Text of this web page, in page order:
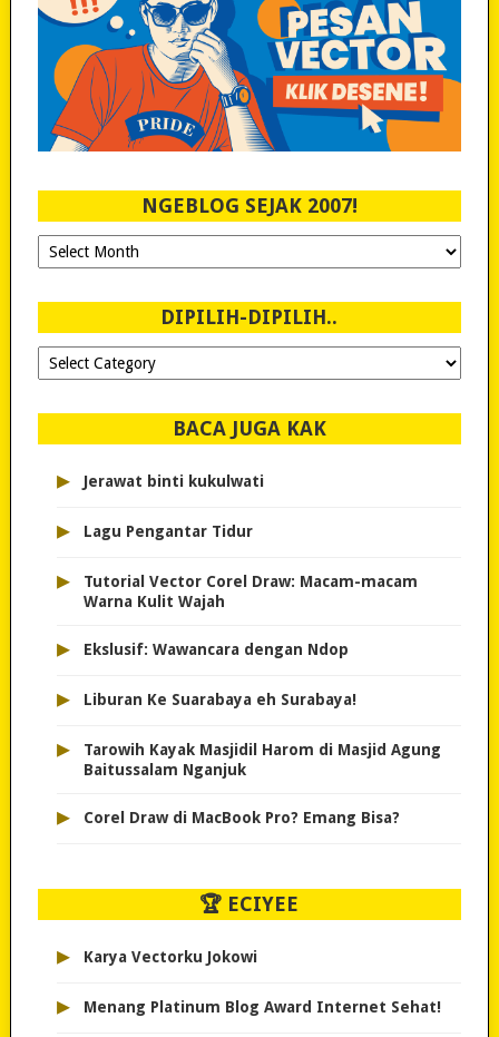
NGEBLOG SEJAK 2007!
Ngeblog
Sejak
DIPILIH-DIPILIH..
Dipilih-
dipilih..
BACA JUGA KAK
▸ Jerawat binti kukulwati
▸ Lagu Pengantar Tidur
▸
Tutorial Vector Corel Draw: Macam-macam
Warna Kulit Wajah
▸ Ekslusif: Wawancara dengan Ndop
▸ Liburan Ke Suarabaya eh Surabaya!
▸
Tarowih Kayak Masjidil Harom di Masjid Agung
Baitussalam Nganjuk
▸ Corel Draw di MacBook Pro? Emang Bisa?
🏆 ECIYEE
▸ Karya Vectorku Jokowi
▸ Menang Platinum Blog Award Internet Sehat!